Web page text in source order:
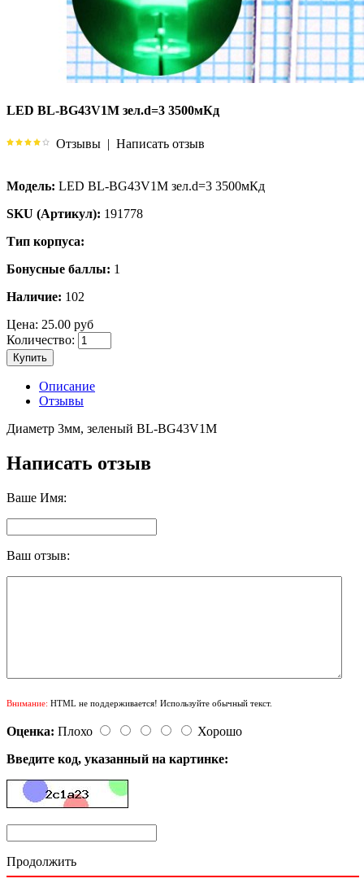
LED BL-BG43V1M зел.d=3 3500мКд
Отзывы | Написать отзыв
Модель: LED BL-BG43V1M зел.d=3 3500мКд
SKU (Артикул): 191778
Тип корпуса:
Бонусные баллы: 1
Наличие: 102
Цена: 25.00 руб
Количество:
Купить
Описание
Отзывы
Диаметр 3мм, зеленый BL-BG43V1M
Написать отзыв
Ваше Имя:
Ваш отзыв:
Внимание: HTML не поддерживается! Используйте обычный текст.
Оценка: Плохо
Хорошо
Введите код, указанный на картинке:
Продолжить